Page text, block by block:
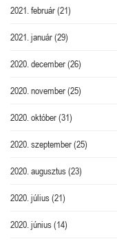
2021. február(21)
2021. január(29)
2020. december(26)
2020. november(25)
2020. október(31)
2020. szeptember(25)
2020. augusztus(23)
2020. július(21)
2020. június(14)